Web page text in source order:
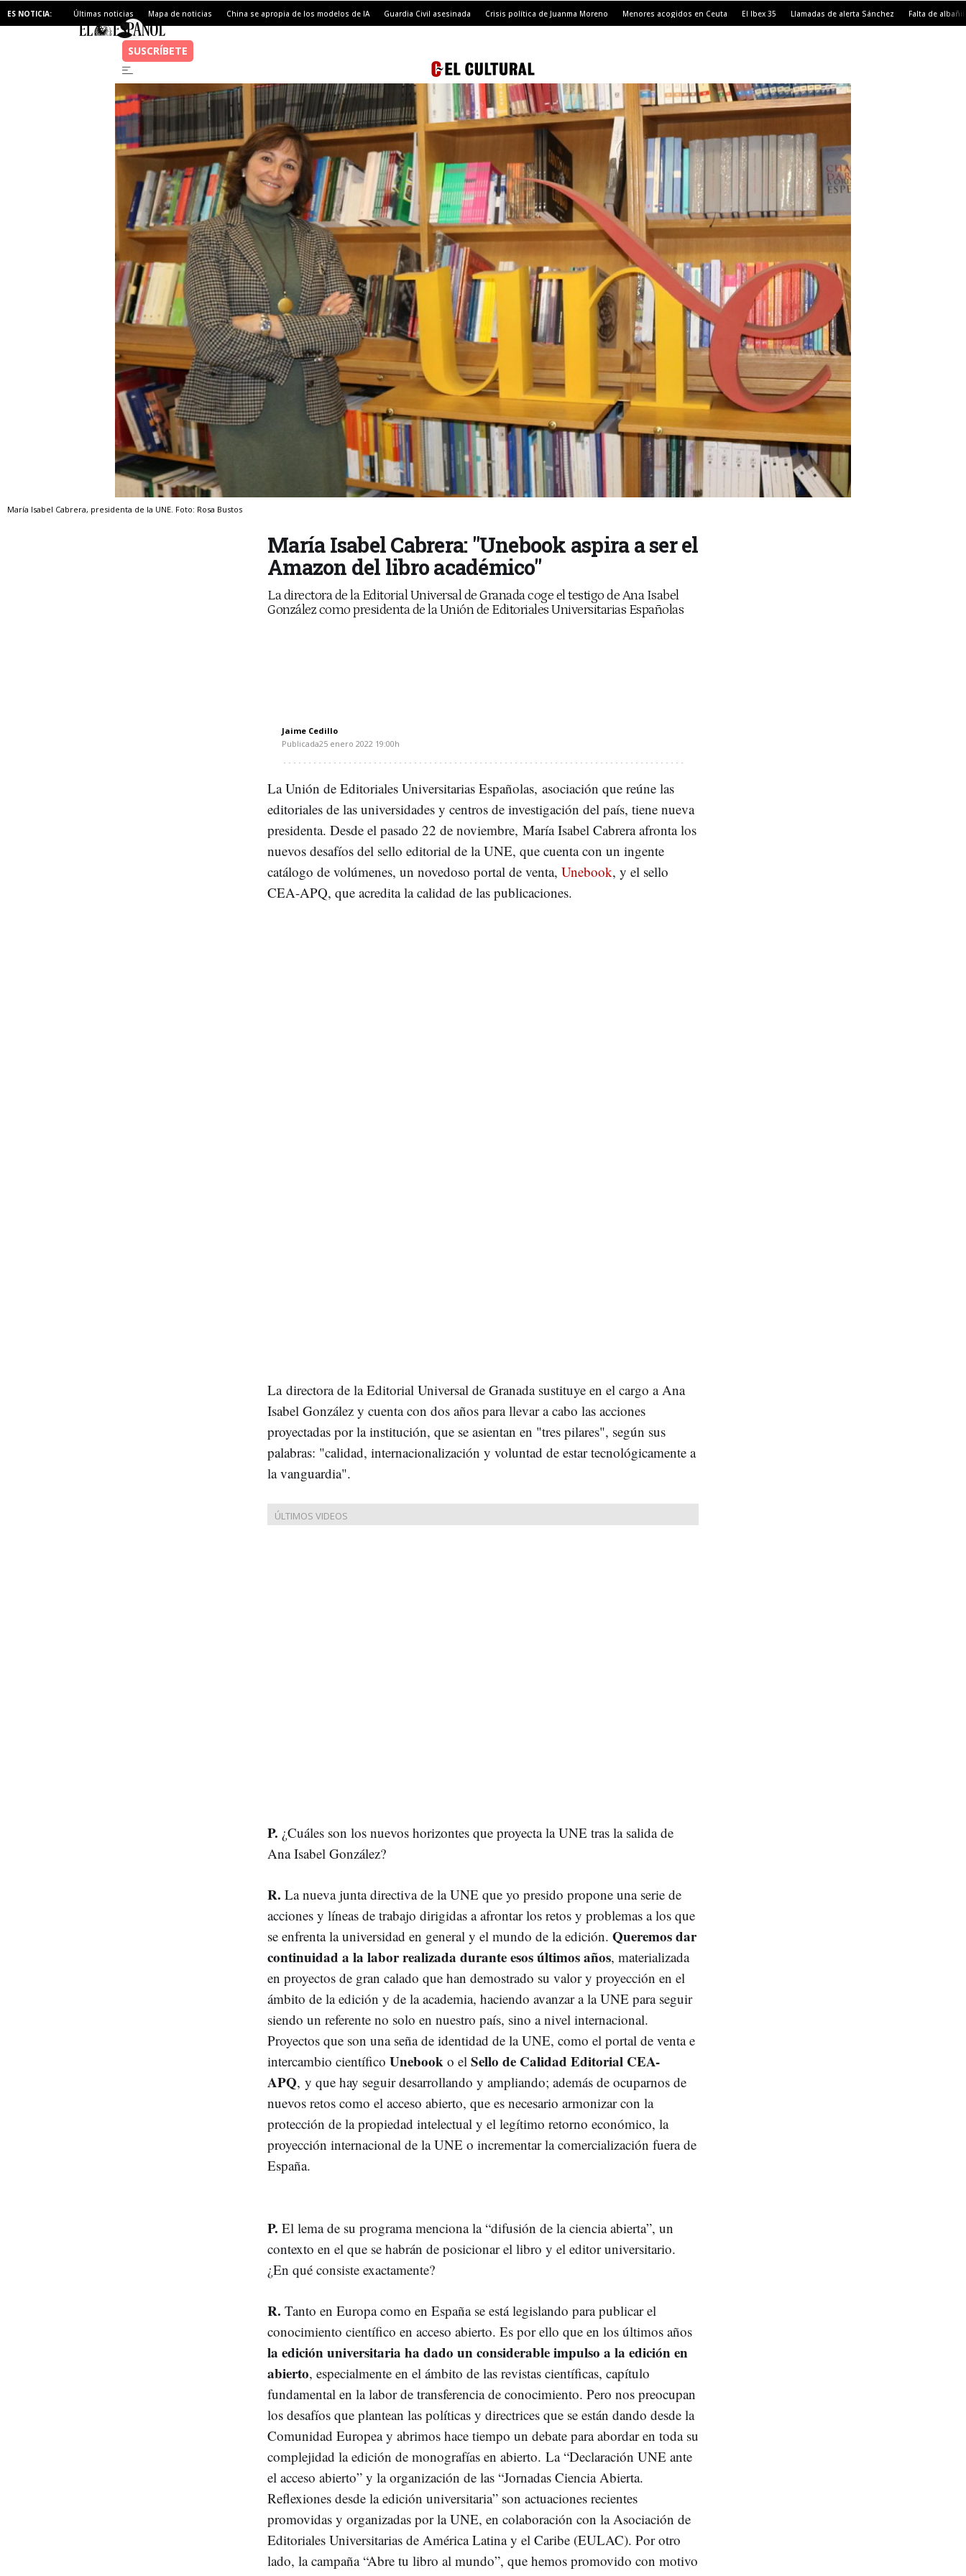
ES NOTICIA: Últimas noticias Mapa de noticias China se apropia de los modelos de IA Guardia Civil asesinada Crisis política de Juanma Moreno Menores acogidos en Ceuta El Ibex 35 Llamadas de alerta Sánchez Falta de
María Isabel Cabrera, presidenta de la UNE. Foto: Rosa Bustos
María Isabel Cabrera: "Unebook aspira a ser el
Amazon del libro académico"
La directora de la Editorial Universal de Granada coge el testigo de Ana Isabel
González como presidenta de la Unión de Editoriales Universitarias Españolas
Jaime Cedillo
Publicada25 enero 2022 19:00h
La Unión de Editoriales Universitarias Españolas, asociación que reúne las
editoriales de las universidades y centros de investigación del país, tiene nueva
presidenta. Desde el pasado 22 de noviembre, María Isabel Cabrera afronta los
nuevos desafíos del sello editorial de la UNE, que cuenta con un ingente
catálogo de volúmenes, un novedoso portal de venta, Unebook, y el sello
CEA-APQ, que acredita la calidad de las publicaciones.
La directora de la Editorial Universal de Granada sustituye en el cargo a Ana
Isabel González y cuenta con dos años para llevar a cabo las acciones
proyectadas por la institución, que se asientan en "tres pilares", según sus
palabras: "calidad, internacionalización y voluntad de estar tecnológicamente a
la vanguardia".
P. ¿Cuáles son los nuevos horizontes que proyecta la UNE tras la salida de
Ana Isabel González?
R. La nueva junta directiva de la UNE que yo presido propone una serie de
acciones y líneas de trabajo dirigidas a afrontar los retos y problemas a los que
se enfrenta la universidad en general y el mundo de la edición. Queremos dar
continuidad a la labor realizada durante esos últimos años, materializada
en proyectos de gran calado que han demostrado su valor y proyección en el
ámbito de la edición y de la academia, haciendo avanzar a la UNE para seguir
siendo un referente no solo en nuestro país, sino a nivel internacional.
Proyectos que son una seña de identidad de la UNE, como el portal de venta e
intercambio científico Unebook o el Sello de Calidad Editorial CEA-
APQ, y que hay seguir desarrollando y ampliando; además de ocuparnos de
nuevos retos como el acceso abierto, que es necesario armonizar con la
protección de la propiedad intelectual y el legítimo retorno económico, la
proyección internacional de la UNE o incrementar la comercialización fuera de
España.
P. El lema de su programa menciona la “difusión de la ciencia abierta”, un
contexto en el que se habrán de posicionar el libro y el editor universitario.
¿En qué consiste exactamente?
R. Tanto en Europa como en España se está legislando para publicar el
conocimiento científico en acceso abierto. Es por ello que en los últimos años
la edición universitaria ha dado un considerable impulso a la edición en
abierto, especialmente en el ámbito de las revistas científicas, capítulo
fundamental en la labor de transferencia de conocimiento. Pero nos preocupan
los desafíos que plantean las políticas y directrices que se están dando desde la
Comunidad Europea y abrimos hace tiempo un debate para abordar en toda su
complejidad la edición de monografías en abierto. La “Declaración UNE ante
el acceso abierto” y la organización de las “Jornadas Ciencia Abierta.
Reflexiones desde la edición universitaria” son actuaciones recientes
promovidas y organizadas por la UNE, en colaboración con la Asociación de
Editoriales Universitarias de América Latina y el Caribe (EULAC). Por otro
lado, la campaña “Abre tu libro al mundo”, que hemos promovido con motivo